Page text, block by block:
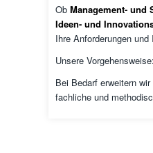
Ob Management- und
Ideen- und
Ihre Anforderungen und
Unsere Vorgehensweise:
Bei Bedarf erweitern
fachliche und